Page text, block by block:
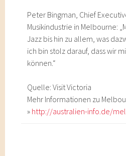
Peter Bingman, Chief
Musikindustrie in Melbourne:
Jazz bis hin zu allem, was
ich bin stolz darauf, dass wir
können.“
Quelle: Visit Victoria
Mehr Informationen zu
» http://australien-info.de/